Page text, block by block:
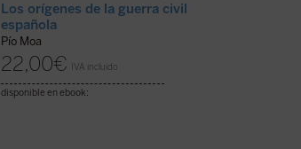
Los orígenes de la guerra civil
española
Pío Moa
22,00€ IVA incluido
disponible en ebook: